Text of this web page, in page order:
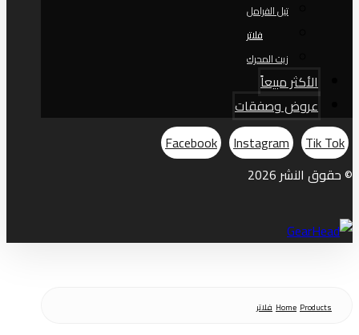
تيل الفرامل
فلاتر
زيت المحرك
الأكثر مبيعاً
عروض وصفقات
Facebook
Instagram
Tik Tok
© حقوق النشر 2026
Home Products فلاتر